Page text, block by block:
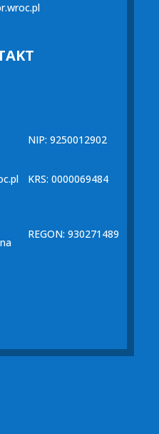
NIP: 9250012902
KRS: 0000069484
REGON: 930271489